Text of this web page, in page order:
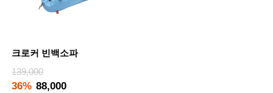
크로커 빈백소파
139,000
36% 88,000